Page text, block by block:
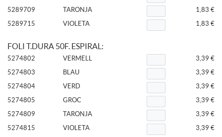
5289709
TARONJA
1,83 €
5289715
VIOLETA 1,83 €
FOLI T.DURA 50F. ESPIRAL:
5274802 VERMELL
3,39 €
5274803
BLAU
3,39 €
5274804
VERD
3,39 €
5274805
GROC
3,39 €
5274809
TARONJA
3,39 €
5274815
VIOLETA 3,39 €